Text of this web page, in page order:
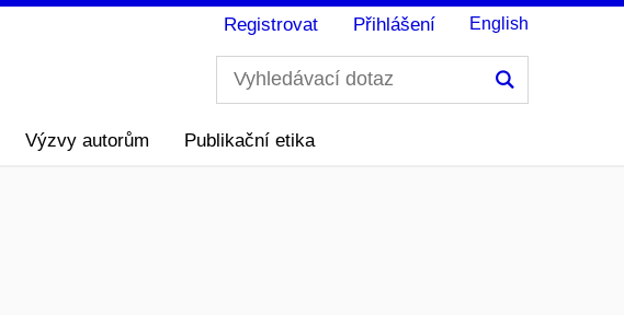
Registrovat Přihlášení English
Výzvy autorům Publikační etika